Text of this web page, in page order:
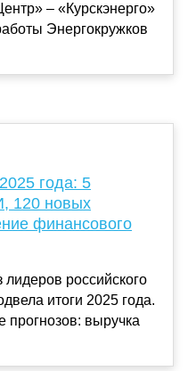
– «Курскэнерго»
Энергокружков
года: 5
120 новых
финансового
российского
итоги 2025 года.
прогнозов: выручка